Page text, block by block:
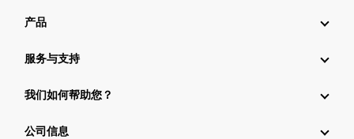
产品
服务与支持
我们如何帮助您？
公司信息